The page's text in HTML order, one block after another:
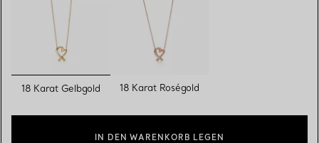
ausgewählt
18 Karat Gelbgold 18 Karat Roségold
IN DEN WARENKORB LEGEN